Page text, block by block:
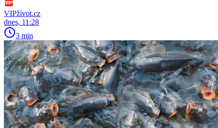
VIPživot.cz
dnes, 11:28
3 min